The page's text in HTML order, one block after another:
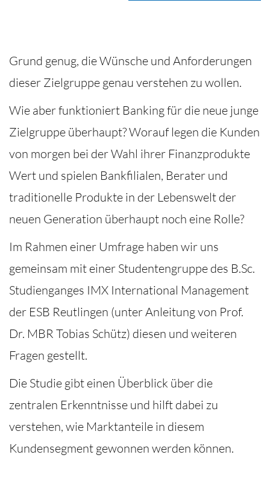
Grund genug, die Wünsche und Anforderungen
dieser Zielgruppe genau verstehen zu wollen.
Wie aber funktioniert Banking für die neue junge
Zielgruppe überhaupt? Worauf legen die Kunden
von morgen bei der Wahl ihrer Finanzprodukte
Wert und spielen Bankfilialen, Berater und
traditionelle Produkte in der Lebenswelt der
neuen Generation überhaupt noch eine Rolle?
Im Rahmen einer Umfrage haben wir uns
gemeinsam mit einer Studentengruppe des B.Sc.
Studienganges IMX International Management
der ESB Reutlingen (unter Anleitung von Prof.
Dr. MBR Tobias Schütz) diesen und weiteren
Fragen gestellt.
Die Studie gibt einen Überblick über die
zentralen Erkenntnisse und hilft dabei zu
verstehen, wie Marktanteile in diesem
Kundensegment gewonnen werden können.